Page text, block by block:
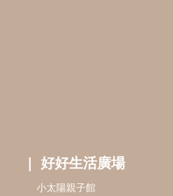
小太陽親子書房